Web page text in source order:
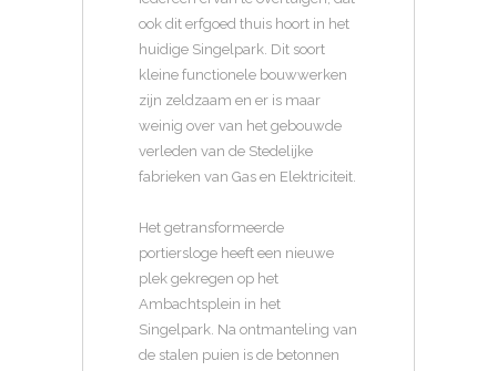
ook dit erfgoed thuis hoort in het
huidige Singelpark. Dit soort
kleine functionele bouwwerken
zijn zeldzaam en er is maar
weinig over van het gebouwde
verleden van de Stedelijke
fabrieken van Gas en Elektriciteit.
Het getransformeerde
portiersloge heeft een nieuwe
plek gekregen op het
Ambachtsplein in het
Singelpark. Na ontmanteling van
de stalen puien is de betonnen